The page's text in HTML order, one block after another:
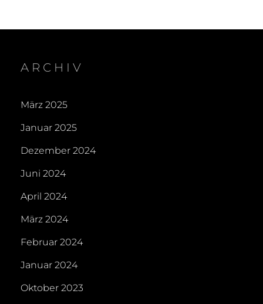
ARCHIV
März 2025
Januar 2025
Dezember 2024
Juni 2024
April 2024
März 2024
Februar 2024
Januar 2024
Oktober 2023